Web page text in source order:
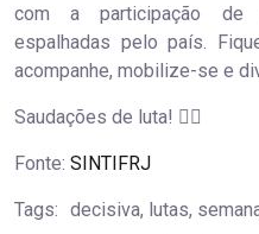
com a participação de
espalhadas pelo país.
acompanhe, mobilize-se e
Saudações de luta! ✊🏽
Fonte: SINTIFRJ
Tags: decisiva, lutas,